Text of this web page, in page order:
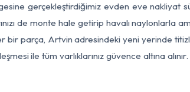
gerçekleştirdiğimiz evden eve nakliyat
de monte hale getirip havalı naylonlarla
bir parça, Artvin adresindeki yeni yerinde
ile tüm varlıklarınız güvence altına